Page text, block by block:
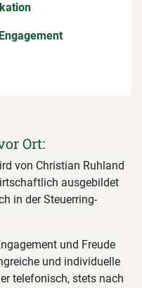
Ort:
von Christian Ruhland
ausgebildet
in der Steuerring-
und Freude
und individuelle
telefonisch, stets nach